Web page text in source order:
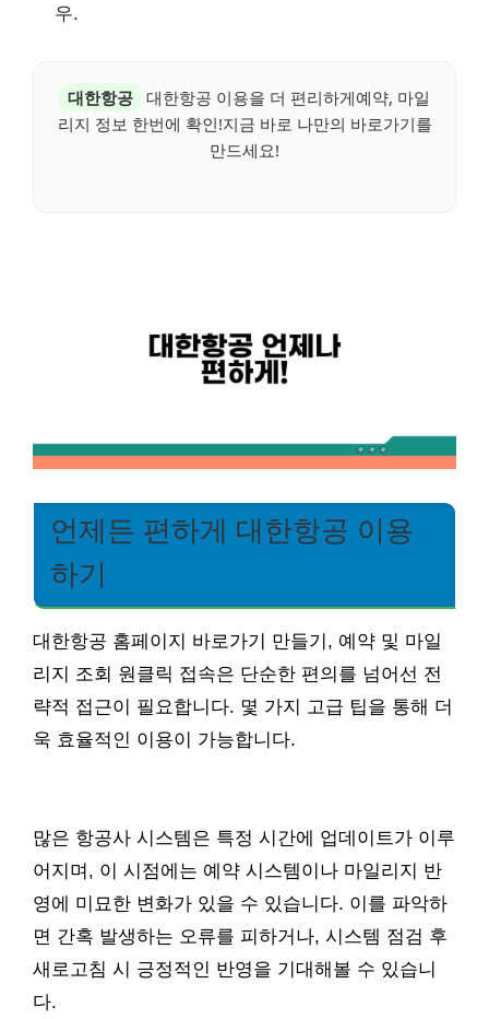
우.
대한항공 대한항공 이용을 더 편리하게예약, 마일
리지 정보 한번에 확인!지금 바로 나만의 바로가기를
만드세요!
언제든 편하게 대한항공 이용
하기
대한항공 홈페이지 바로가기 만들기, 예약 및 마일
리지 조회 원클릭 접속은 단순한 편의를 넘어선 전
략적 접근이 필요합니다. 몇 가지 고급 팁을 통해 더
욱 효율적인 이용이 가능합니다.
많은 항공사 시스템은 특정 시간에 업데이트가 이루
어지며, 이 시점에는 예약 시스템이나 마일리지 반
영에 미묘한 변화가 있을 수 있습니다. 이를 파악하
면 간혹 발생하는 오류를 피하거나, 시스템 점검 후
새로고침 시 긍정적인 반영을 기대해볼 수 있습니
다.